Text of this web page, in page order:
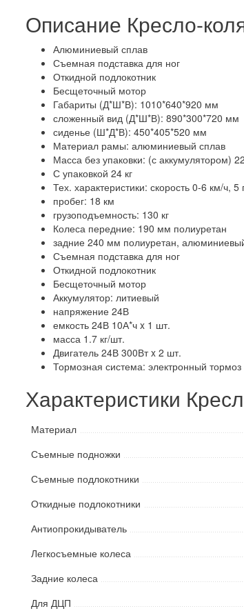
Описание Кресло-
Алюминиевый сплав
Съемная подставка для ног
Откидной подлокотник
Бесщеточный мотор
Габариты (Д*Ш*В): 1010*640*920 мм
сложенный вид (Д*Ш*В): 890*300*720 мм
сиденье (Ш*Д*В): 450*405*520 мм
Материал рамы: алюминиевый сплав
Масса без упаковки: (с аккумулятором)
С упаковкой 24 кг
Тех. характеристики: скорость 0-6 км/ч, 5
пробег: 18 км
грузоподъемность: 130 кг
Колеса передние: 190 мм полиуретан
задние 240 мм полиуретан,
Съемная подставка для ног
Откидной подлокотник
Бесщеточный мотор
Аккумулятор: литиевый
напряжение 24В
емкость 24В 10А*ч x 1 шт.
масса 1.7 кг/шт.
Двигатель 24В 300Вт x 2 шт.
Тормозная система: электронный тормоз
Характеристики
Материал
Съемные подножки
Съемные подлокотники
Откидные подлокотники
Антиопрокидыватель
Легкосъемные колеса
Задние колеса
Для ДЦП